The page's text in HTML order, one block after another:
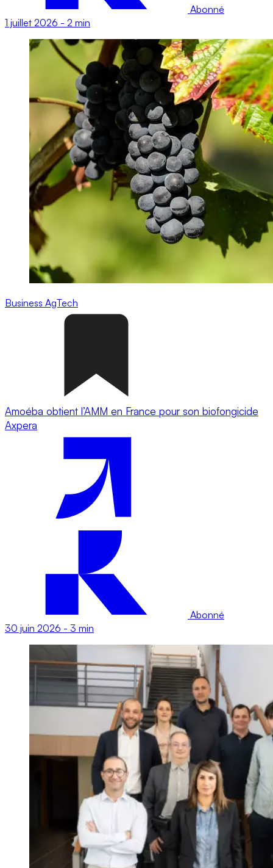
Abonné
1 juillet 2026 - 2 min
Business AgTech
Amoéba obtient l’AMM en France pour son biofongicide
Axpera
Abonné
30 juin 2026 - 3 min